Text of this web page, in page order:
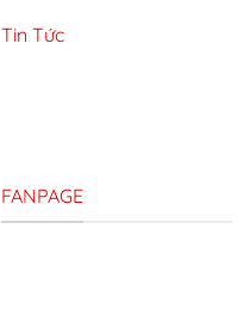
Tin Tức
FANPAGE